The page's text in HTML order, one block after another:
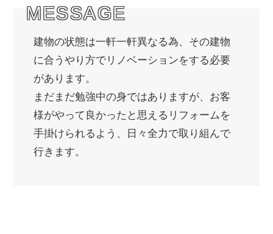
MESSAGE
建物の状態は一軒一軒異なる為、その建物
に合うやり方でリノベーションをする必要
があります。
まだまだ勉強中の身ではありますが、お客
様がやって良かったと思えるリフォームを
手掛けられるよう、日々全力で取り組んで
行きます。